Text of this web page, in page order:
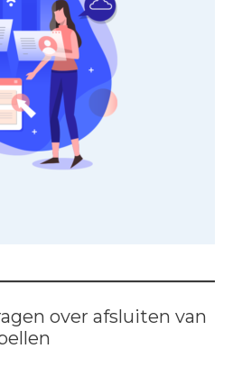
over afsluiten van